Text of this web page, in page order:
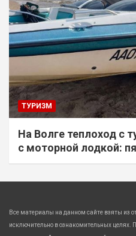
ТУРИЗМ
На Волге теплоход с
с моторной лодкой:
Все материалы на данном сайте взяты из
исключительно в ознакомительных